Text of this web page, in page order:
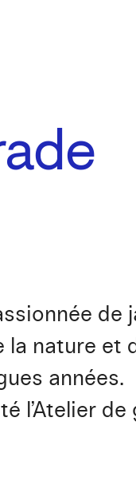
de
la nature
années.
l’Atelier